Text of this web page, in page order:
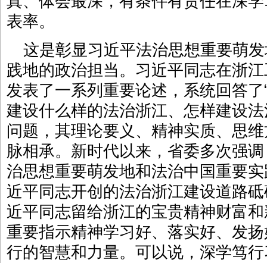
表率。
这是彰显习近平法治思想重要萌
践地的政治担当。习近平同志在浙
发表了一系列重要论述，系统回答
建设什么样的法治浙江、怎样建设
问题，其理论要义、精神实质、思
脉相承。新时代以来，省委多次强
治思想重要萌发地和法治中国重要
近平同志开创的法治浙江建设道路
近平同志留给浙江的宝贵精神财富
重要指示精神学习好、落实好、发
行的智慧和力量。可以说，深学笃